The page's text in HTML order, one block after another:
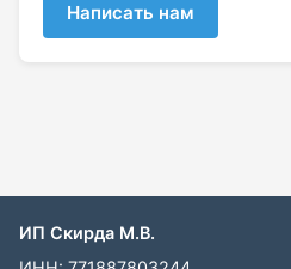
Написать нам
ИП Скирда М.В.